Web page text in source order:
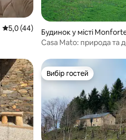
Середня оцінка: 5,0 з 5, відгуки: 44
5,0 (44)
Будинок у місті
Lemos
Casa Mato: природа та
Вибір гостей
Вибір гостей